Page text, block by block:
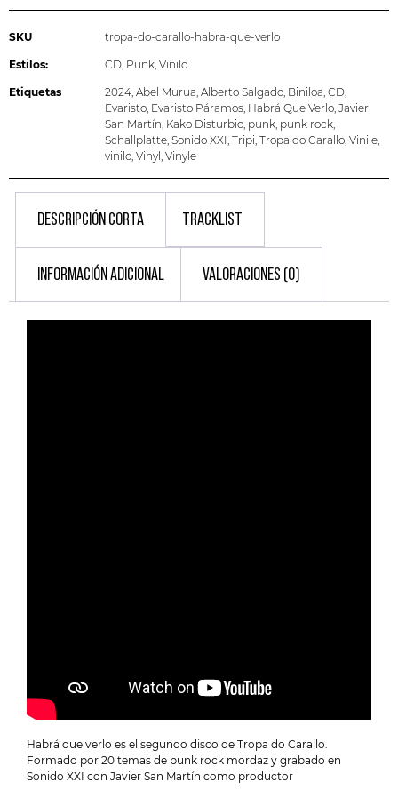
SKU tropa-do-carallo-habra-que-verlo
Estilos: CD, Punk, Vinilo
Etiquetas 2024, Abel Murua, Alberto Salgado, Biniloa, CD,
Evaristo, Evaristo Páramos, Habrá Que Verlo, Javier
San Martín, Kako Disturbio, punk, punk rock,
Schallplatte, Sonido XXI, Tripi, Tropa do Carallo, Vinile,
vinilo, Vinyl, Vinyle
DESCRIPCIÓN CORTA TRACKLIST
INFORMACIÓN ADICIONAL VALORACIONES (0)
Habrá que verlo es el segundo disco de Tropa do Carallo.
Formado por 20 temas de punk rock mordaz y grabado en
Sonido XXI con Javier San Martín como productor